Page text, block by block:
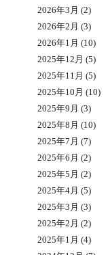
2026年3月 (2)
2026年2月 (3)
2026年1月 (10)
2025年12月 (5)
2025年11月 (5)
2025年10月 (10)
2025年9月 (3)
2025年8月 (10)
2025年7月 (7)
2025年6月 (2)
2025年5月 (2)
2025年4月 (5)
2025年3月 (3)
2025年2月 (2)
2025年1月 (4)